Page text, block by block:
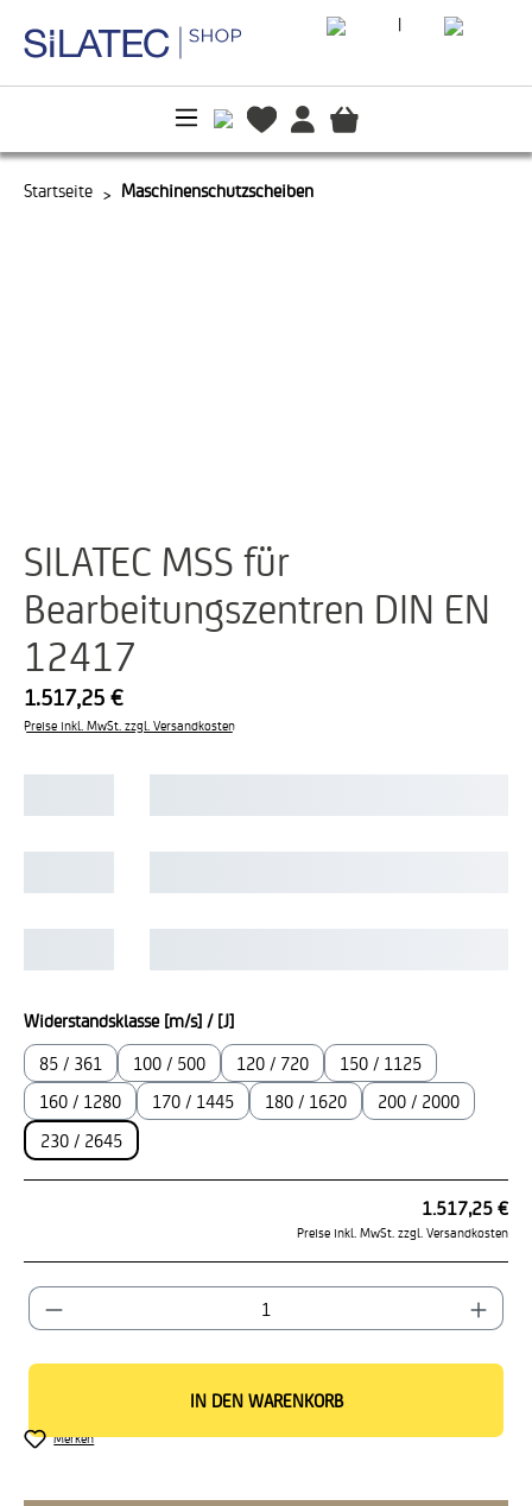
springen |
Startseite Maschinenschutzscheiben
SILATEC MSS für
Bearbeitungszentren DIN EN
12417
1.517,25 €
Preise inkl. MwSt. zzgl. Versandkosten
Widerstandsklasse [m/s] / [J]auswählen
85 / 361
100 / 500 120 / 720
150 / 1125
160 / 1280
170 / 1445 180 / 1620
200 / 2000
230 / 2645
1.517,25 €
Preise inkl. MwSt. zzgl. Versandkosten
Produkt Anzahl: Gib den gewünschten Wert ein
IN DEN WARENKORB
Merken